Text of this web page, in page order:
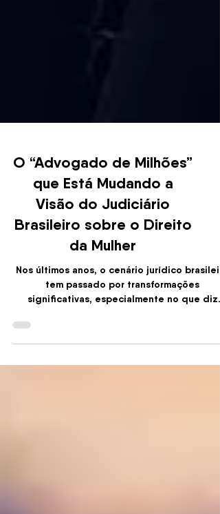
O “Advogado de Milhões”
que Está Mudando a
Visão do Judiciário
Brasileiro sobre o Direito
da Mulher
Nos últimos anos, o cenário jurídico
significativas, especialmente no que diz